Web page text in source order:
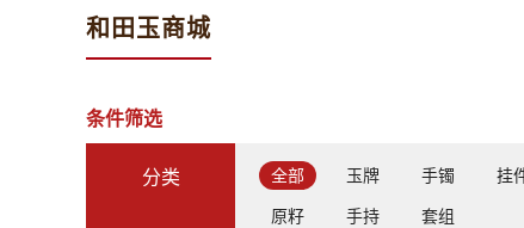
和田玉商城
条件筛选
分类 全部 玉牌 手镯 挂
原籽 手持 套组